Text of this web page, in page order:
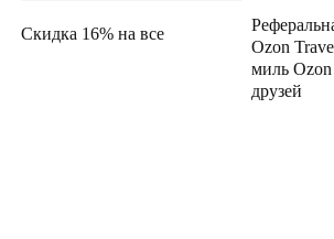
Скидка 16% на все
Ozon
миль
друзей